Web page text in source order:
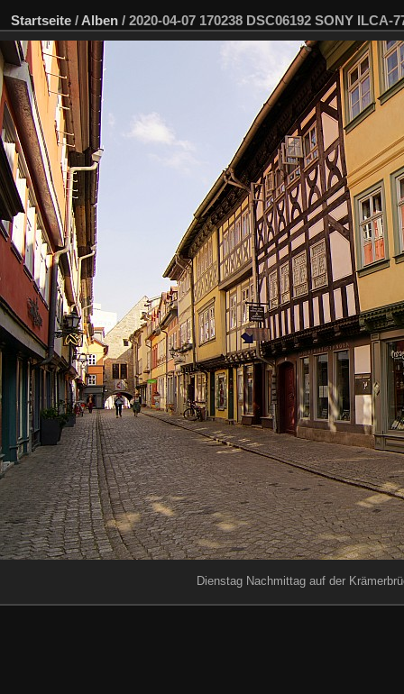
Startseite / Alben / 2020-04-07 170238 DSC06192 SONY ILCA-
Dienstag Nachmittag auf der